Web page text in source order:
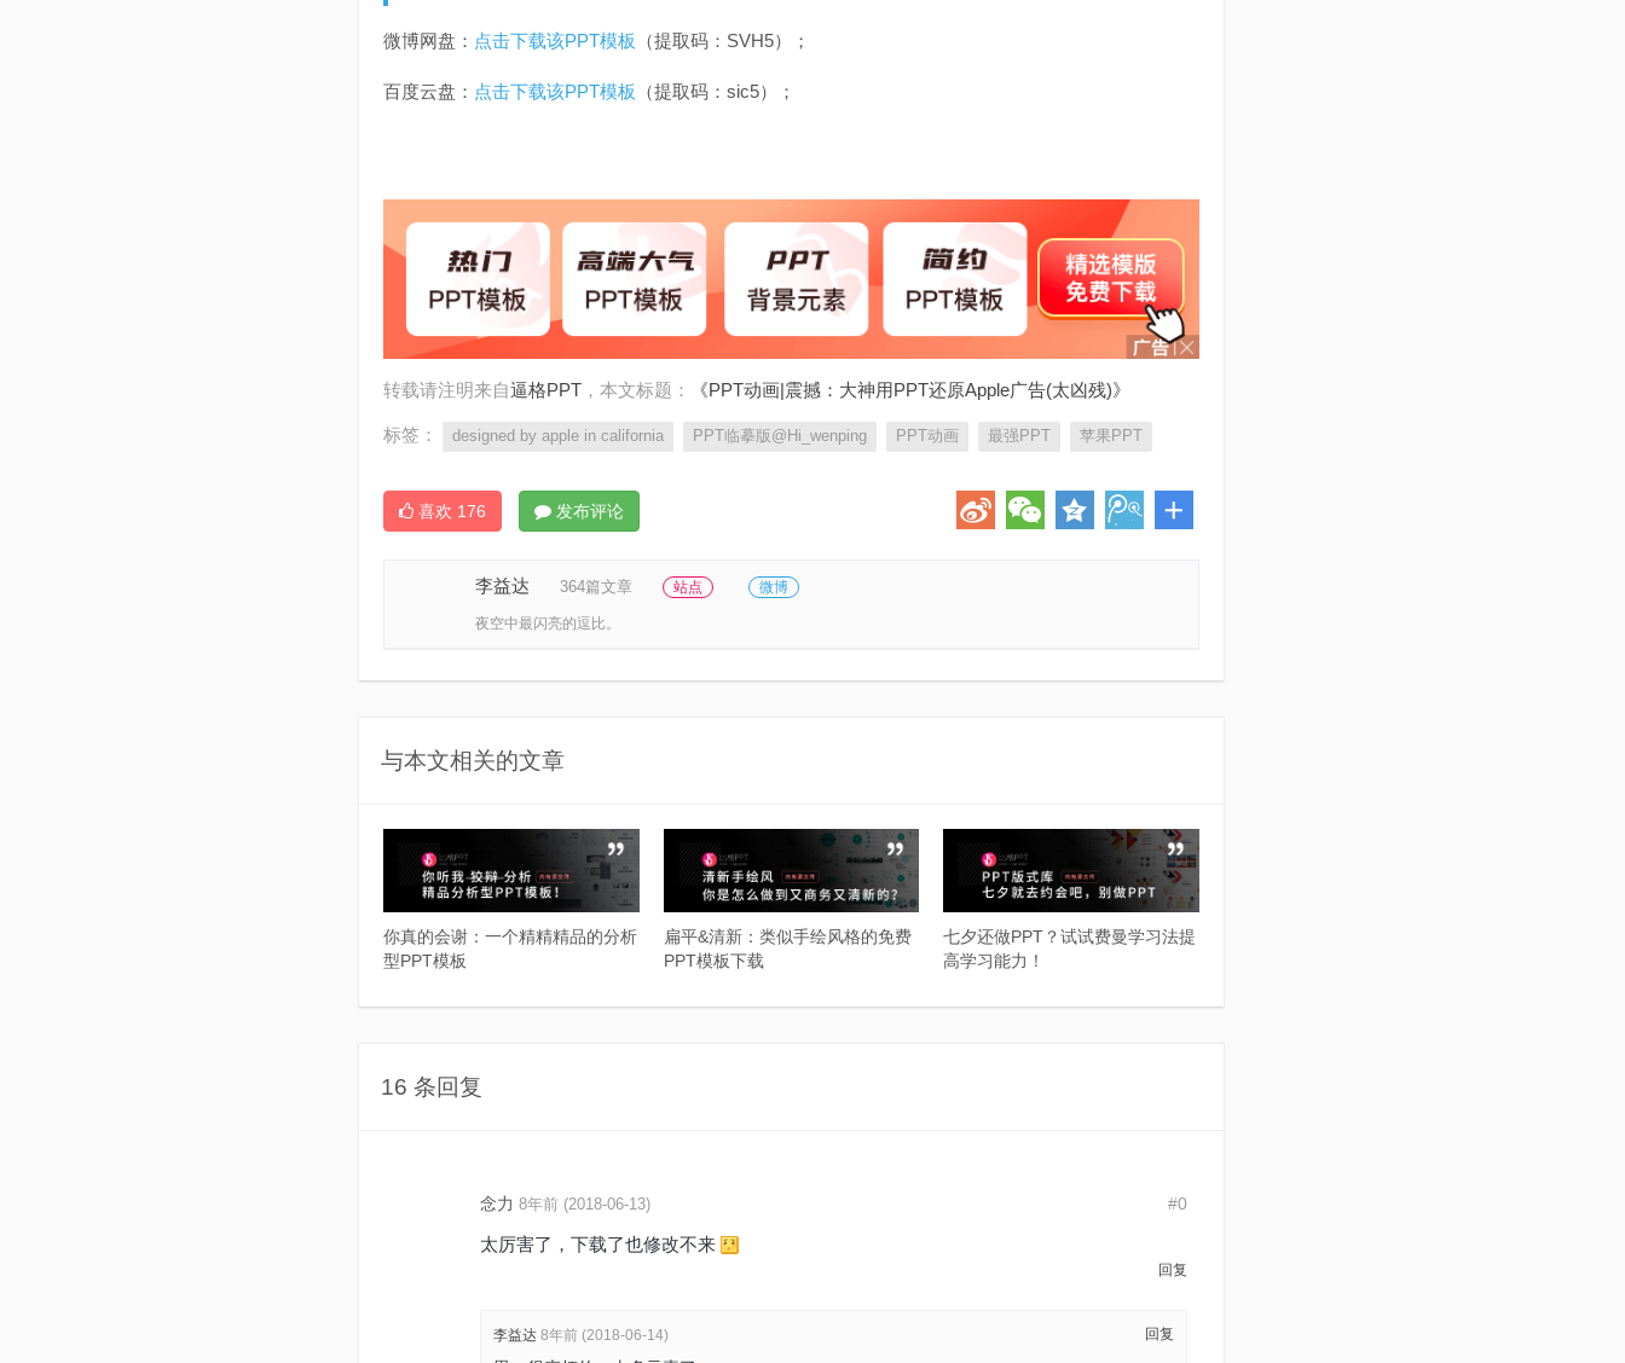
微博网盘： 点击下载该PPT模板 （提取码：SVH5）；
百度云盘： 点击下载该PPT模板 （提取码：sic5）；
转载请注明来自逼格PPT ，本文标题： 《PPT动画|震撼：大神用PPT还原Apple广告(太凶残)》
标签： designed by apple in california PPT临摹版@Hi_wenping PPT动画 最强PPT 苹果PPT
喜欢 176 发布评论
李益达 364篇文章 站点 微博
夜空中最闪亮的逗比。
与本文相关的文章
你真的会谢：一个精精精品的分析
型PPT模板
扁平&清新：类似手绘风格的免费
PPT模板下载
七夕还做PPT？试试费曼学习法提
高学习能力！
16 条回复
念力 8年前 (2018-06-13) #0
太厉害了，下载了也修改不来
回复
李益达 8年前 (2018-06-14) 回复